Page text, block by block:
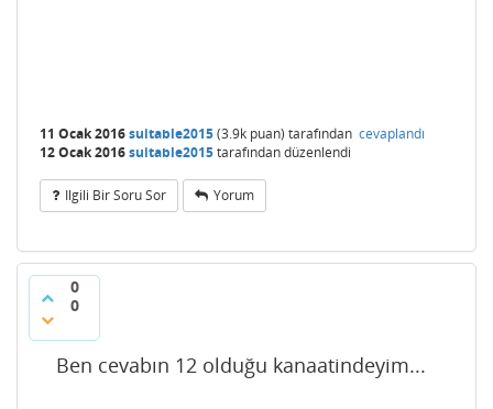
11 Ocak 2016suitable2015(3.9k puan) tarafından cevaplandı
12 Ocak 2016suitable2015tarafındandüzenlendi
Ilgili Bir Soru Sor Yorum
0
0
Ben cevabın 12 olduğu kanaatindeyim...